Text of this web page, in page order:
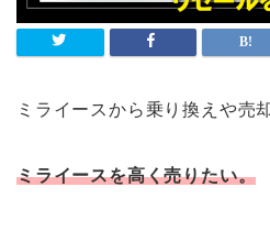
ミライースから乗り換えや売
ミライースを高く売りたい。